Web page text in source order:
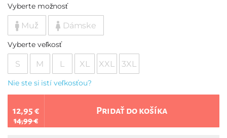
Vyberte možnosť
Muž Dámske
Vyberte veľkosť
S M L XL XXL 3XL
Nie ste si istí veľkosťou?
12,95 €
14,99 €
Pridať do košíka